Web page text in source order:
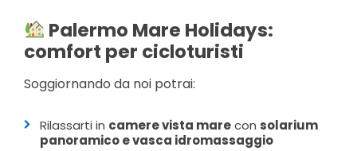
Palermo Mare Holidays:
comfort per cicloturisti
Soggiornando da noi potrai:
Rilassarti in camere vista marecon solarium
panoramico e vasca idromassaggio